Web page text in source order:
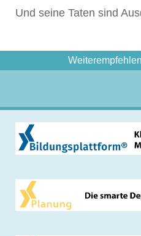
Und seine Taten sind
Weiterempfehlen